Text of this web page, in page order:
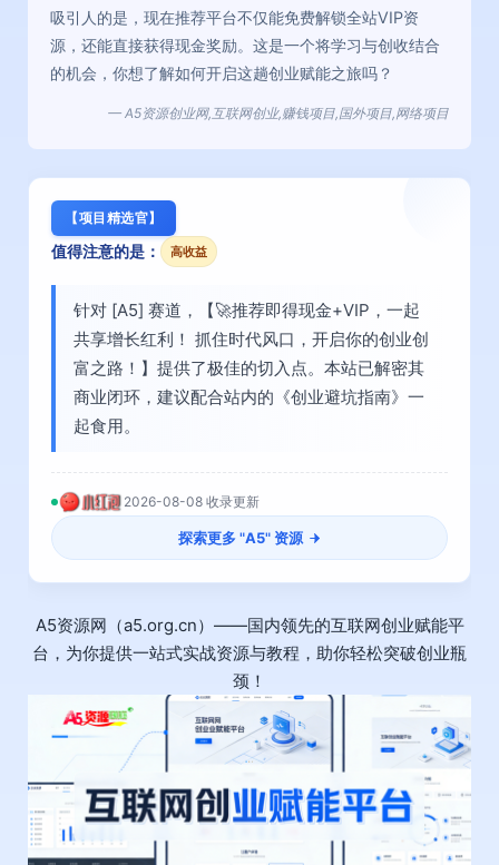
吸引人的是，现在推荐平台不仅能免费解锁全站VIP资
源，还能直接获得现金奖励。这是一个将学习与创收结合
的机会，你想了解如何开启这趟创业赋能之旅吗？
— A5资源创业网,互联网创业,赚钱项目,国外项目,网络项目
【项目精选官】
值得注意的是： 高收益
针对 [A5] 赛道，【🚀推荐即得现金+VIP，一起
共享增长红利！ 抓住时代风口，开启你的创业创
富之路！】提供了极佳的切入点。本站已解密其
商业闭环，建议配合站内的《创业避坑指南》一
起食用。
2026-08-08 收录更新
探索更多 "A5" 资源
A5资源网（a5.org.cn）——国内领先的互联网创业赋能平
台，为你提供一站式实战资源与教程，助你轻松突破创业瓶
颈！